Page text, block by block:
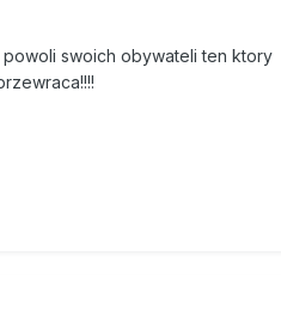
swoich obywateli ten ktory